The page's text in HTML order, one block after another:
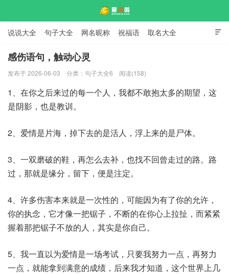

说说大全 句子大全 网名昵称 祝福语 取名大全
标语口号 签名大全
感伤语句，触动心灵
发布于 2026-06-03 分类： 句子大全6 阅读(158)
1、在你之后来过的每一个人，我都不敢抱太多的期望，这
是阴影，也是教训。
2、爱情是片海，掉下去的是活人，浮上来的是尸体。
3、一双磨破的鞋，再怎么去补，也找不回曾走过的路。路
过，那就是缘分，留下，便是注定。
4、许多伤害本来就是一次性的，可能因为有了你的允许，
你的执念，它才像一把锯子，不断的在你心上拉扯，而紧紧
握着那把锯子不放的人，其实是你自己。
5、我一直以为爱情是一场考试，只要我努力一点，再努力
一点，就能拿到满意的成绩，后来我才知道，这个世界上几